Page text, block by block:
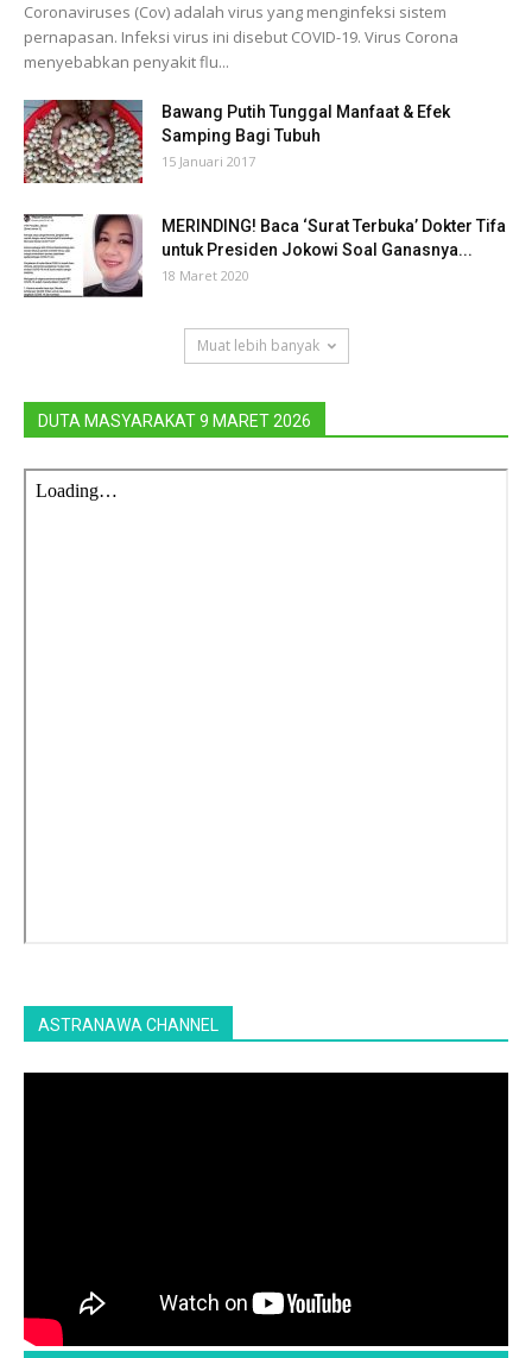
Coronaviruses (Cov) adalah virus yang menginfeksi sistem
pernapasan. Infeksi virus ini disebut COVID-19. Virus Corona
menyebabkan penyakit flu...
Bawang Putih Tunggal Manfaat & Efek
Samping Bagi Tubuh
15 Januari 2017
MERINDING! Baca ‘Surat Terbuka’ Dokter Tifa
untuk Presiden Jokowi Soal Ganasnya...
18 Maret 2020
Muat lebih banyak
DUTA MASYARAKAT 9 MARET 2026
ASTRANAWA CHANNEL